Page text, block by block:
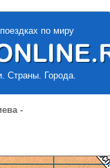
по миру
Страны. Города.
-